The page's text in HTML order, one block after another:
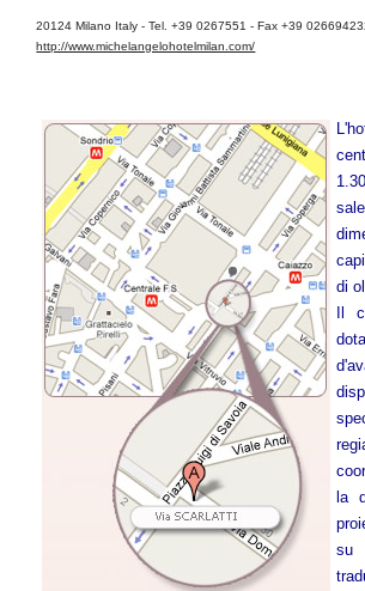
20124 Milano Italy - Tel. +39 0267551 - Fax +39
http://www.michelangelohotelmilan.com/
di
Il
la
su